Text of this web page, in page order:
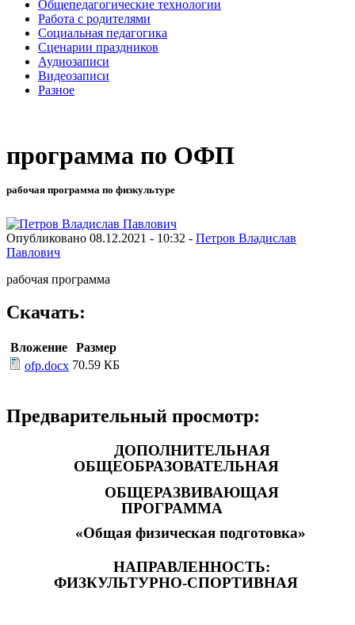
Общепедагогические технологии
Работа с родителями
Социальная педагогика
Сценарии праздников
Аудиозаписи
Видеозаписи
Разное
программа по ОФП
рабочая программа по физкультуре
Опубликовано 08.12.2021 - 10:32 - Петров Владислав
Павлович
рабочая программа
Скачать:
Вложение
Размер
ofp.docx 70.59 КБ
Предварительный просмотр:
ДОПОЛНИТЕЛЬНАЯ
ОБЩЕОБРАЗОВАТЕЛЬНАЯ
ОБЩЕРАЗВИВАЮЩАЯ
ПРОГРАММА
«Общая физическая подготовка»
НАПРАВЛЕННОСТЬ:
ФИЗКУЛЬТУРНО-СПОРТИВНАЯ